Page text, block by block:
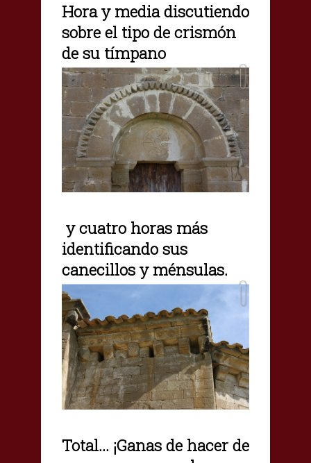
Hora y media discutiendo
sobre el tipo de crismón
de su tímpano
y cuatro horas más
identificando sus
canecillos y ménsulas.
Total... ¡Ganas de hacer de